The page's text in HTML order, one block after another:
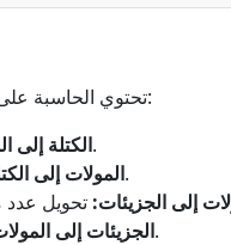
تحتوي الحاسبة على أربع وظائف، كل منها مصممة للتعامل مع نوع معين من التحويل:
الكتلة إلىأدخل كتلة مادة وماسها المولي لحساب عدد المولات.
المولات إلىأدخل عدد المولات والكتلة المولية لتحديد الكتلة الإجمالية.
إلى الجزيئات:
الجزيئات إلىأدخل عدد الجزيئات واحصل على الكمية المقابلة بالمولات.